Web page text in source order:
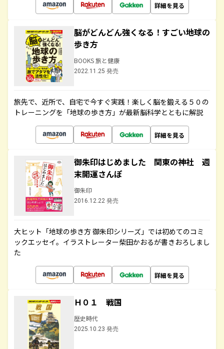
詳細を見る
脳がどんどん強くなる！すごい地球の
歩き方
BOOKS 旅と健康
2022.11.25 発売
旅先で、近所で、自宅で今すぐ実践！楽しく脳を鍛える５０の
トレーニングを「地球の歩き方」が最新脳科学とともに解説
詳細を見る
御朱印はじめました 関東の神社 週
末開運さんぽ
御朱印
2016.12.22 発売
大ヒット「地球の歩き方 御朱印シリーズ」では初めてのコミ
ックエッセイ。イラストレーター柴田かおるが書きおろしまし
た
詳細を見る
Ｈ０１ 戦国
歴史時代
2025.10.23 発売